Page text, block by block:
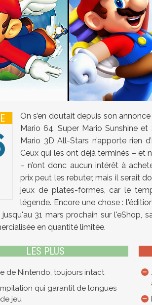
On s’en doutait depuis son
Mario 64, Super Mario Sunshine
Mario 3D All-Stars n’apporte rien
Ceux qui les ont déjà terminés –
– n’ont donc aucun intérêt à
prix peut les rebuter, mais il serait
jeux de plates-formes, car le
légende. Encore une chose :
31 mars prochain sur l'eShop,
en quantité limitée.
LES PLUS
de Nintendo, toujours intact
qui garantit de longues
jeu